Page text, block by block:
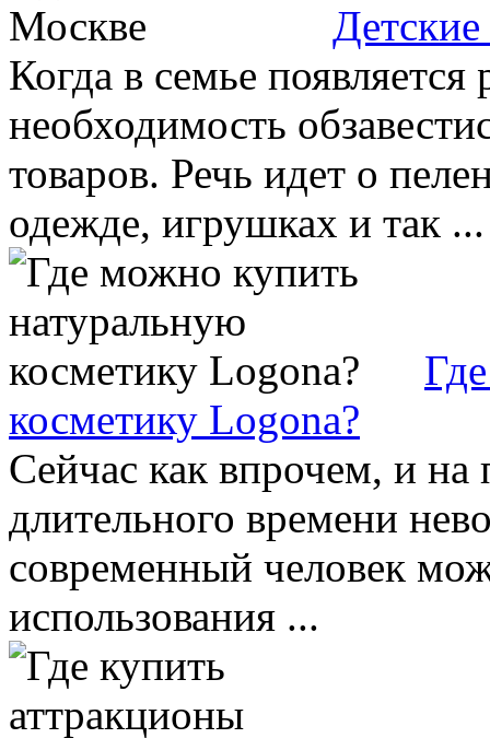
Когда в семье
необходимость
товаров. Речь идет о
одежде, игрушках и так ...
косметику Logona?
Сейчас как впрочем, и на
длительного времени
современный человек
использования ...